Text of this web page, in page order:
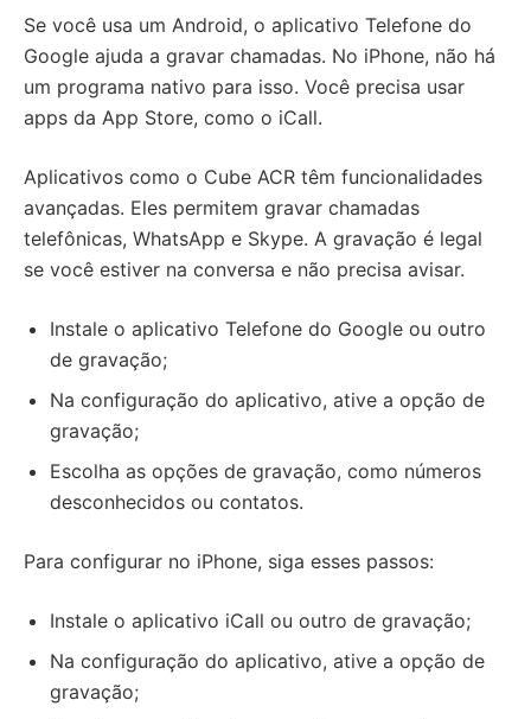
Se você usa um Android, o aplicativo Telefone do
Google ajuda a gravar chamadas. No iPhone, não há
um programa nativo para isso. Você precisa usar
apps da App Store, como o iCall.
Aplicativos como o Cube ACR têm funcionalidades
avançadas. Eles permitem gravar chamadas
telefônicas, WhatsApp e Skype. A gravação é legal
se você estiver na conversa e não precisa avisar.
Instale o aplicativo Telefone do Google ou outro
de gravação;
Na configuração do aplicativo, ative a opção de
gravação;
Escolha as opções de gravação, como números
desconhecidos ou contatos.
Para configurar no iPhone, siga esses passos:
Instale o aplicativo iCall ou outro de gravação;
Na configuração do aplicativo, ative a opção de
gravação;